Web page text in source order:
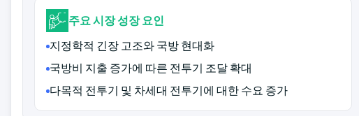
주요 시장 성장 요인
지정학적 긴장 고조와 국방 현대화
국방비 지출 증가에 따른 전투기 조달 확대
다목적 전투기 및 차세대 전투기에 대한 수요 증가